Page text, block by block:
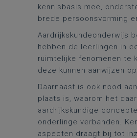
kennisbasis mee,
brede persoonsvorming
Aardrijkskundeonderwijs
hebben de leerlingen in
ruimtelijke fenomenen te
deze kunnen aanwijzen
Daarnaast is ook nood
plaats is, waarom het
aardrijkskundige
onderlinge verbanden.
aspecten draagt bij tot